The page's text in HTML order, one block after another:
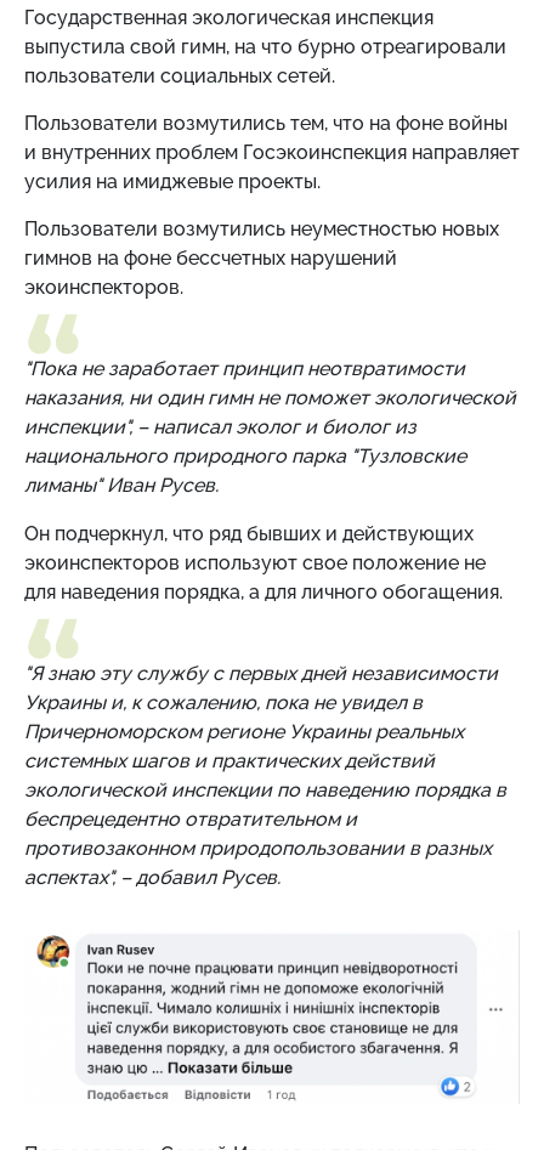
Государственная экологическая инспекция
выпустила свой гимн, на что бурно отреагировали
пользователи социальных сетей.
Пользователи возмутились тем, что на фоне войны
и внутренних проблем Госэкоинспекция направляет
усилия на имиджевые проекты.
Пользователи возмутились неуместностью новых
гимнов на фоне бессчетных нарушений
экоинспекторов.
"Пока не заработает принцип неотвратимости
наказания, ни один гимн не поможет экологической
инспекции", – написал эколог и биолог из
национального природного парка "Тузловские
лиманы" Иван Русев.
Он подчеркнул, что ряд бывших и действующих
экоинспекторов используют свое положение не
для наведения порядка, а для личного обогащения.
"Я знаю эту службу с первых дней независимости
Украины и, к сожалению, пока не увидел в
Причерноморском регионе Украины реальных
системных шагов и практических действий
экологической инспекции по наведению порядка в
беспрецедентно отвратительном и
противозаконном природопользовании в разных
аспектах", – добавил Русев.